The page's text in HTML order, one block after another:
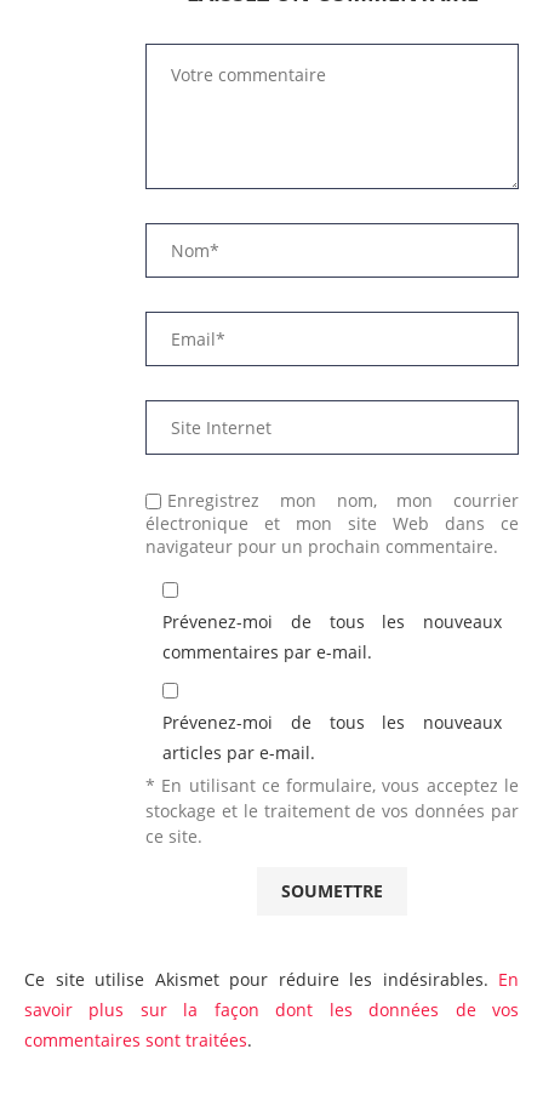
Enregistrez mon nom, mon courrier
électronique et mon site Web dans ce
navigateur pour un prochain commentaire.
Prévenez-moi de tous les nouveaux
commentaires par e-mail.
Prévenez-moi de tous les nouveaux
articles par e-mail.
* En utilisant ce formulaire, vous acceptez le
stockage et le traitement de vos données par
ce site.
Ce site utilise Akismet pour réduire les indésirables. En
savoir plus sur la façon dont les données de vos
commentaires sont traitées.